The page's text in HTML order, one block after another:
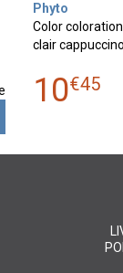
Phyto
Color
clair cappuccino
10€45